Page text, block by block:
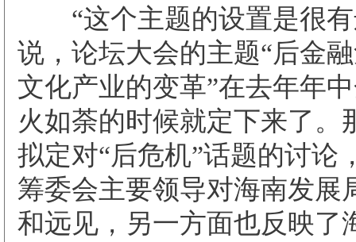
“这个主题的设置是很有
说，论坛大会的主题“后金
文化产业的变革”在去年年
火如荼的时候就定下来了。
拟定对“后危机”话题的讨论
筹委会主要领导对海南发展
和远见，另一方面也反映了